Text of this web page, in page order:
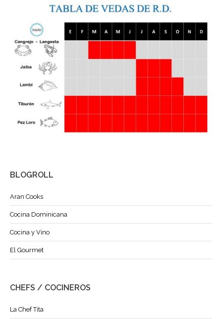
BLOGROLL
Aran Cooks
Cocina Dominicana
Cocina y Vino
El Gourmet
CHEFS / COCINEROS
La Chef Tita